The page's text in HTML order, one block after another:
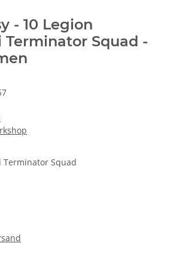
- 10 Legion
Squad -
Terminator Squad